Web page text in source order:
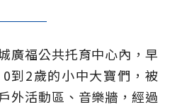
廣福公共托育中心內，早
到2歲的小中大寶們，被
外活動區、音樂牆，經過